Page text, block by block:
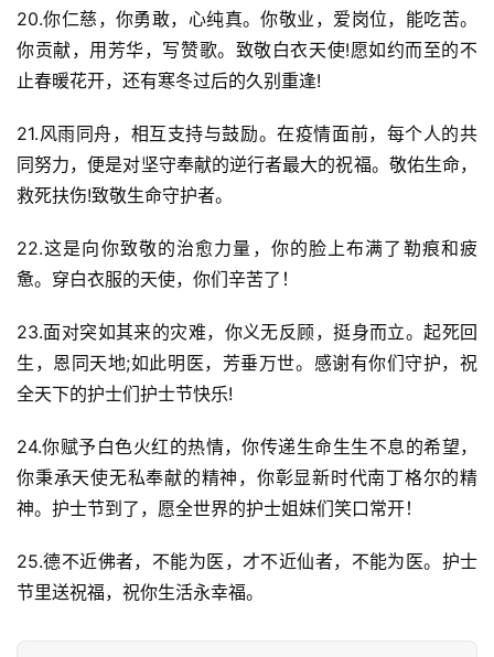
20.你仁慈，你勇敢，心纯真。你敬业，爱岗位，能吃苦。
你贡献，用芳华，写赞歌。致敬白衣天使!愿如约而至的不
止春暖花开，还有寒冬过后的久别重逢!
21.风雨同舟，相互支持与鼓励。在疫情面前，每个人的共
同努力，便是对坚守奉献的逆行者最大的祝福。敬佑生命，
救死扶伤!致敬生命守护者。
22.这是向你致敬的治愈力量，你的脸上布满了勒痕和疲
惫。穿白衣服的天使，你们辛苦了！
23.面对突如其来的灾难，你义无反顾，挺身而立。起死回
生，恩同天地;如此明医，芳垂万世。感谢有你们守护，祝
全天下的护士们护士节快乐!
24.你赋予白色火红的热情，你传递生命生生不息的希望，
你秉承天使无私奉献的精神，你彰显新时代南丁格尔的精
神。护士节到了，愿全世界的护士姐妹们笑口常开！
25.德不近佛者，不能为医，才不近仙者，不能为医。护士
节里送祝福，祝你生活永幸福。